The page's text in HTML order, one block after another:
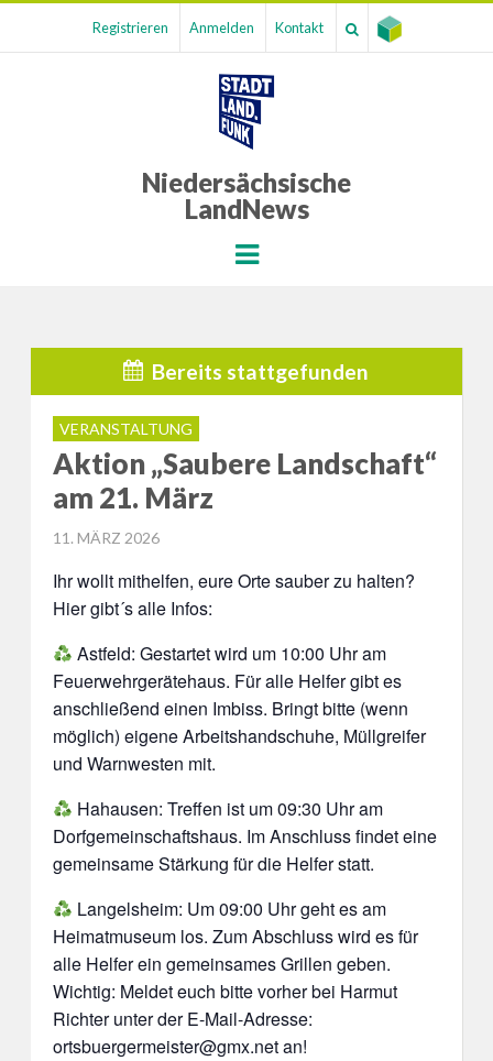
Registrieren Anmelden Kontakt
Niedersächsische
LandNews
Menu
Bereits stattgefunden
VERANSTALTUNG
Aktion „Saubere Landschaft“
am 21. März
POSTED
11. MÄRZ 2026
Ihr wollt mithelfen, eure Orte sauber zu halten?
Hier gibt´s alle Infos:
Astfeld: Gestartet wird um 10:00 Uhr am
Feuerwehrgerätehaus. Für alle Helfer gibt es
anschließend einen Imbiss. Bringt bitte (wenn
möglich) eigene Arbeitshandschuhe, Müllgreifer
und Warnwesten mit.
Hahausen: Treffen ist um 09:30 Uhr am
Dorfgemeinschaftshaus. Im Anschluss findet eine
gemeinsame Stärkung für die Helfer statt.
Langelsheim: Um 09:00 Uhr geht es am
Heimatmuseum los. Zum Abschluss wird es für
alle Helfer ein gemeinsames Grillen geben.
Wichtig: Meldet euch bitte vorher bei Harmut
Richter unter der E-Mail-Adresse:
ortsbuergermeister@gmx.net an!